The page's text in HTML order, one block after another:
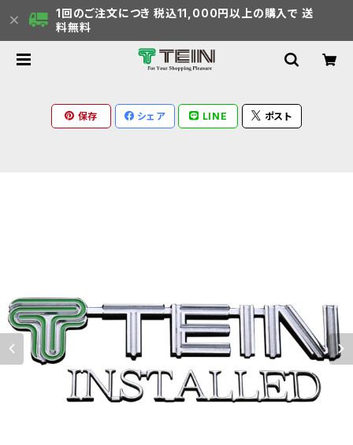
1回のご注文につき 税込11,000円以上の購入で 送
料無料
保存 シェア LINE ポスト